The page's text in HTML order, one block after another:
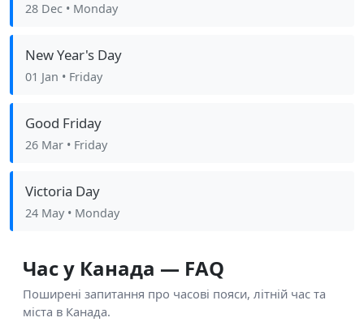
28 Dec • Monday
New Year's Day
01 Jan • Friday
Good Friday
26 Mar • Friday
Victoria Day
24 May • Monday
Час у Канада — FAQ
Поширені запитання про часові пояси, літній час та
міста в Канада.